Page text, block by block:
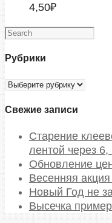
4,50₽
Рубрики
Рубрики
Свежие записи
Старение
лентой через
Обновление
Весенняя
Новый Год не
Высечка